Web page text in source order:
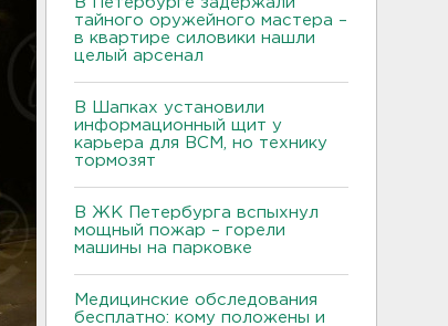
тайного оружейного мастера –
в квартире силовики нашли
целый арсенал
В Шапках установили
информационный щит у
карьера для ВСМ, но технику
тормозят
В ЖК Петербурга вспыхнул
мощный пожар – горели
машины на парковке
Медицинские обследования
бесплатно: кому положены и